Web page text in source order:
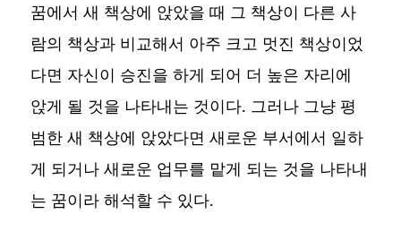
꿈에서 새 책상에 앉았을 때 그 책상이 다른 사
람의 책상과 비교해서 아주 크고 멋진 책상이었
다면 자신이 승진을 하게 되어 더 높은 자리에
앉게 될 것을 나타내는 것이다. 그러나 그냥 평
범한 새 책상에 앉았다면 새로운 부서에서 일하
게 되거나 새로운 업무를 맡게 되는 것을 나타내
는 꿈이라 해석할 수 있다.